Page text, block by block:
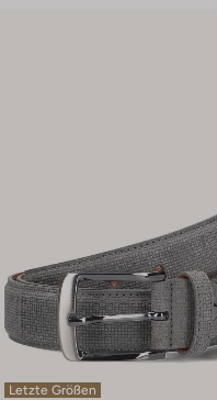
Letzte Größen